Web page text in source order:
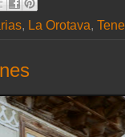
, La Orotava,